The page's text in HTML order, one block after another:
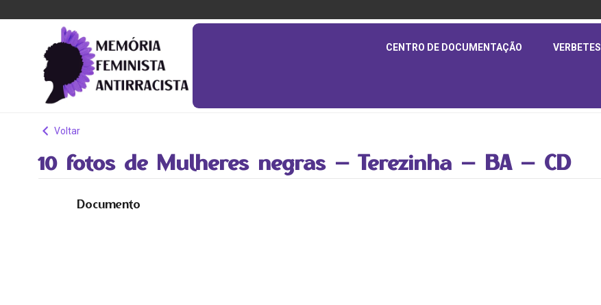
CENTRO DE DOCUMENTAÇÃO VERBETES
Voltar
10 fotos de Mulheres negras – Terezinha – BA – CD
Documento